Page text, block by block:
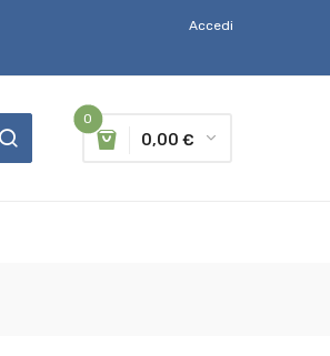
Accedi
0
0,00 €